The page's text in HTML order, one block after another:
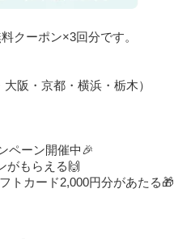
クーポン×3回分です。
阪・京都・横浜・栃木）
ペーン開催中🎉
がもらえる🙌
トカード2,000円分があたる🎁